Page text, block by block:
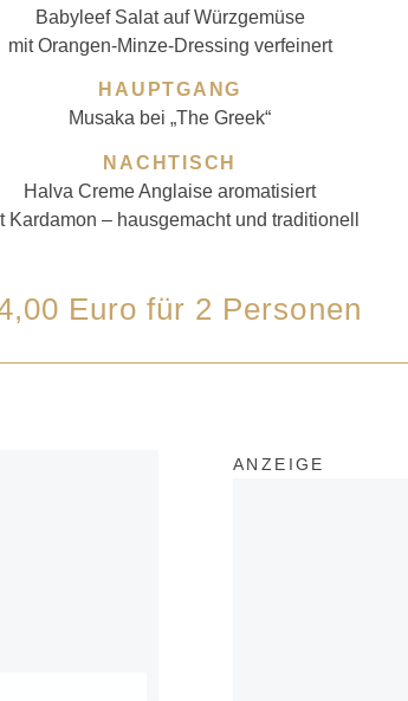
Babyleef Salat auf Würzgemüse
mit Orangen-Minze-Dressing verfeinert
HAUPTGANG
Musaka bei „The Greek“
NACHTISCH
Halva Creme Anglaise aromatisiert
Kardamon – hausgemacht und traditionell
Euro für 2 Personen
ANZEIGE